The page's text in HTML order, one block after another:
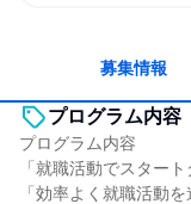
募集情報
プログラム内容
プログラム内容
「就職活動でスター
「効率よく就職活動